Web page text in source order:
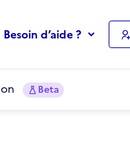
Besoin d’aide ?
Beta